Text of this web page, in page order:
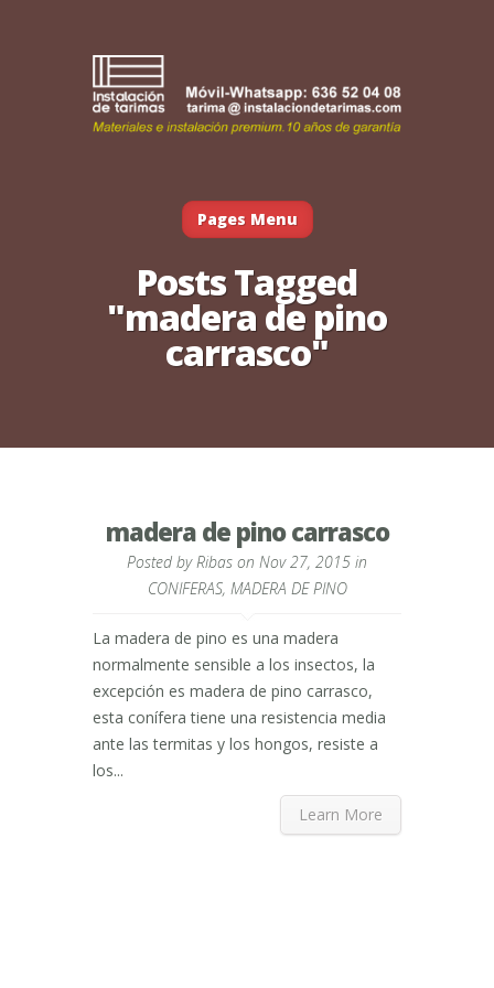
Pages Menu
Posts Tagged
"madera de pino
carrasco"
madera de pino carrasco
Posted byRibas on Nov 27, 2015 in
CONIFERAS, MADERA DE PINO
La madera de pino es una madera
normalmente sensible a los insectos, la
excepción es madera de pino carrasco,
esta conífera tiene una resistencia media
ante las termitas y los hongos, resiste a
los...
Learn More